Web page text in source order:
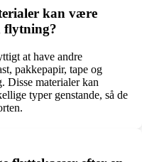
kan være
flytning?
at have andre
pakkepapir, tape og
Disse materialer kan
typer genstande, så de